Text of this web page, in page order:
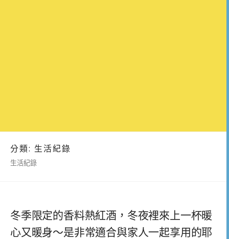
分類: 生活紀錄
生活紀錄
冬季限定的香料熱紅酒，冬夜裡來上一杯暖
心又暖身～是非常適合與家人一起享用的耶